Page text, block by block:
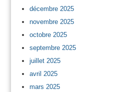
décembre 2025
novembre 2025
octobre 2025
septembre 2025
juillet 2025
avril 2025
mars 2025